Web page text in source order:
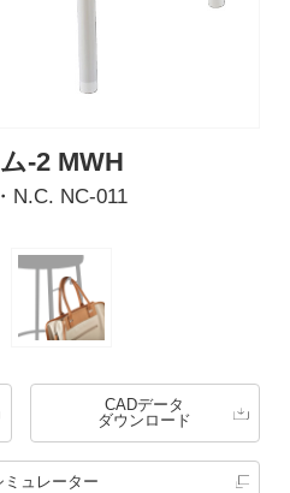
-2 MWH
N.C. NC-011
CADデータ
ダウンロード
ミュレーター